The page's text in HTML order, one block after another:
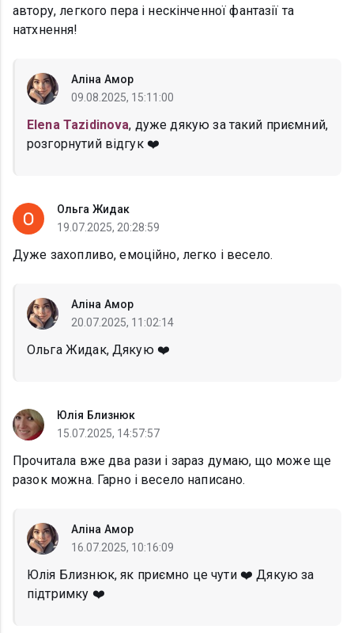
автору, легкого пера і нескінченної фантазії та
натхнення!
Аліна Амор
09.08.2025, 15:11:00
Elena Tazidinova, дуже дякую за такий приємний,
розгорнутий відгук ❤️
Ольга Жидак
19.07.2025, 20:28:59
Дуже захопливо, емоційно, легко і весело.
Аліна Амор
20.07.2025, 11:02:14
Ольга Жидак, Дякую ❤️
Юлія Близнюк
15.07.2025, 14:57:57
Прочитала вже два рази і зараз думаю, що може ще
разок можна. Гарно і весело написано.
Аліна Амор
16.07.2025, 10:16:09
Юлія Близнюк, як приємно це чути ❤️ Дякую за
підтримку ❤️